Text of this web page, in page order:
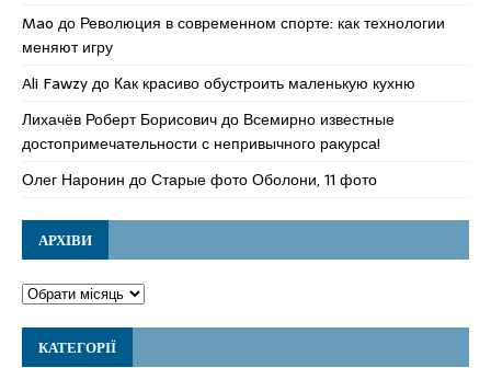
Mao до Революция в современном спорте: как технологии
меняют игру
Ali Fawzyдо Как красиво обустроить маленькую кухню
Лихачёв Роберт Борисовичдо Всемирно известные
достопримечательности с непривычного ракурса!
Олег Наронин доСтарые фото Оболони, 11 фото
АРХІВИ
КАТЕГОРІЇ